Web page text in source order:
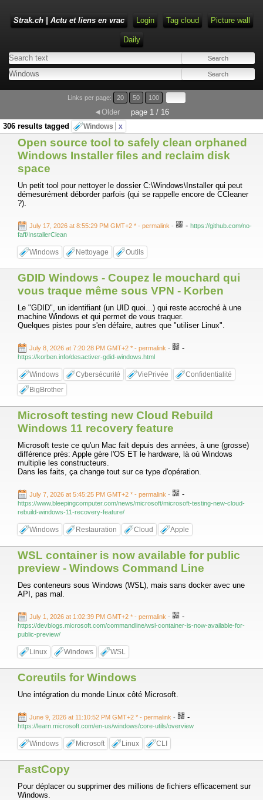
Strak.ch | Actu et liens en vrac Login Tag cloud Picture wall
Daily
Links per page: 20 50 100
◄Older
page 1 / 16
306 results tagged
Windows x
Open source tool to safely clean orphaned
Windows Installer files and reclaim disk
space
Un petit tool pour nettoyer le dossier C:\Windows\Installer qui peut
démesurément déborder parfois (qui se rappelle encore de CCleaner
?).
July 17, 2026 at 8:55:29 PM GMT+2 * - permalink - - https://github.com/no-
faff/InstallerClean
Windows Nettoyage Outils
GDID Windows - Coupez le mouchard qui
vous traque même sous VPN - Korben
Le "GDID", un identifiant (un UID quoi...) qui reste accroché à une
machine Windows et qui permet de vous traquer.
Quelques pistes pour s'en défaire, autres que "utiliser Linux".
July 8, 2026 at 7:20:28 PM GMT+2 * - permalink - -
https://korben.info/desactiver-gdid-windows.html
Windows Cybersécurité ViePrivée
Confidentialité
BigBrother
Microsoft testing new Cloud Rebuild
Windows 11 recovery feature
Microsoft teste ce qu'un Mac fait depuis des années, à une (grosse)
différence près: Apple gère l'OS ET le hardware, là où Windows
multiplie les constructeurs.
Dans les faits, ça change tout sur ce type d'opération.
July 7, 2026 at 5:45:25 PM GMT+2 * - permalink - -
https://www.bleepingcomputer.com/news/microsoft/microsoft-testing-new-cloud-
rebuild-windows-11-recovery-feature/
Windows Restauration Cloud Apple
WSL container is now available for public
preview - Windows Command Line
Des conteneurs sous Windows (WSL), mais sans docker avec une
API, pas mal.
July 1, 2026 at 1:02:39 PM GMT+2 * - permalink - -
https://devblogs.microsoft.com/commandline/wsl-container-is-now-available-for-
public-preview/
Linux Windows WSL
Coreutils for Windows
Une intégration du monde Linux côté Microsoft.
June 9, 2026 at 11:10:52 PM GMT+2 * - permalink - -
https://learn.microsoft.com/en-us/windows/core-utils/overview
Windows Microsoft Linux CLI
FastCopy
Pour déplacer ou supprimer des millions de fichiers efficacement sur
Windows.